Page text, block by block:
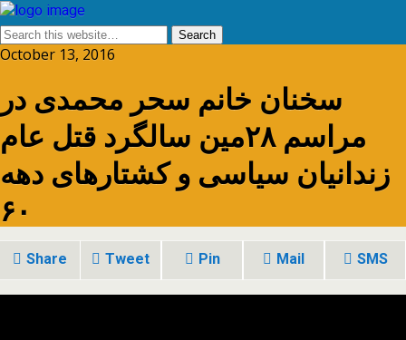
October 13, 2016
سخنان خانم سحر محمدی در
مراسم ۲۸مین سالگرد قتل عام
زندانیان سیاسی و کشتارهای دهه
۶۰
Share Tweet Pin Mail SMS